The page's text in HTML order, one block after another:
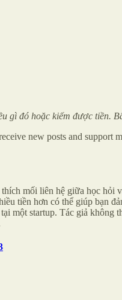
gì đó hoặc kiếm được tiền.
new posts and support
mối liên hệ giữa học
tiền hơn có thể giúp bạn
một startup. Tác giả không